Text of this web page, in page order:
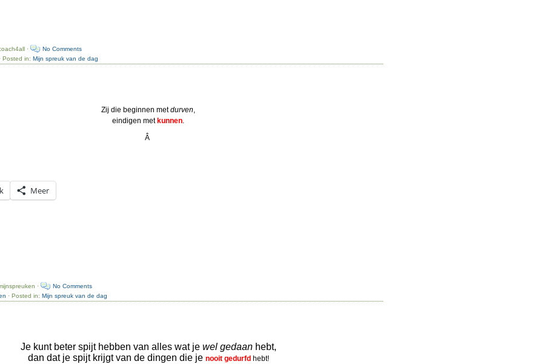
·
No Comments
· Posted in:Mijn spreuk van de dag
Zij die beginnen metdurven
eindigen metkunnen
Â
Meer
·
No Comments
· Posted in:Mijn spreuk van de dag
Je kunt beter spijt hebben van alles wat je wel gedaanhebt,
dan dat je spijt krijgt van de dingen die je nooit gedurfd hebt!